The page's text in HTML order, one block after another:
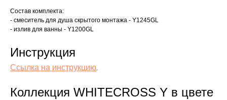
Состав комплекта:
- смеситель для душа скрытого монтажа - Y1245GL
- излив для ванны - Y1200GL
Инструкция
Ссылка на инструкцию.
Коллекция WHITECROSS Y в цвете